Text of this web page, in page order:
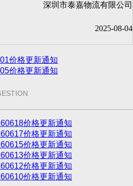
深圳市泰嘉物流有限公司
2025-08-04
价格更新通知
价格更新通知
价格更新通知
价格更新通知
价格更新通知
价格更新通知
价格更新通知
价格更新通知